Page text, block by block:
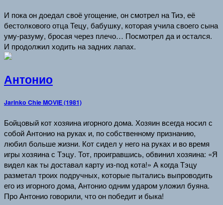
И пока он доедал своё угощение, он смотрел на Тиэ, её
бестолкового отца Тецу, бабушку, которая учила своего сына
уму-разуму, бросая через плечо… Посмотрел да и остался.
И продолжил ходить на задних лапах.
Антонио
Jarinko Chie MOVIE (1981)
Бойцовый кот хозяина игорного дома. Хозяин всегда носил с
собой Антонио на руках и, по собственному признанию,
любил больше жизни. Кот сидел у него на руках и во время
игры хозяина с Тэцу. Тот, проигравшись, обвинил хозяина: «Я
видел как ты доставал карту из-под кота!» А когда Тэцу
разметал троих подручных, которые пытались выпроводить
его из игорного дома, Антонио одним ударом уложил буяна.
Про Антонио говорили, что он победит и быка!